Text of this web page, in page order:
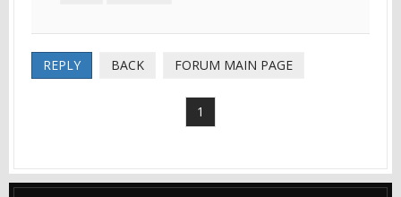
REPLY BACK FORUM MAIN PAGE
1